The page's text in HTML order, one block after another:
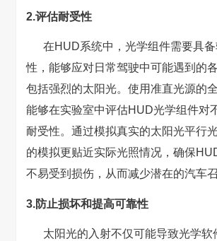
2.评估耐受性
在HUD系统中，光学组件需要具备
性，能够应对日常驾驶中可能遇到的
包括强烈的太阳光。使用准直光源的
能够在实验室中评估HUD光学组件对
耐受性。通过模拟真实的太阳光平行
的模拟更贴近实际光照情况，确保
不易受到损伤，从而减少潜在的汽车召
3.防止损坏和提高可靠性
太阳光的入射不仅可能导致光学软